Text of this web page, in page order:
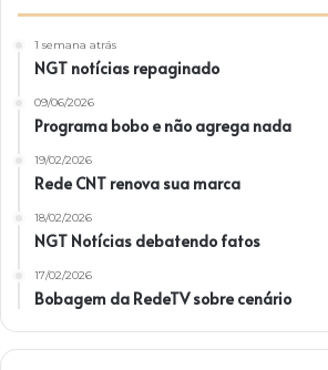
1 semana atrás
NGT notícias repaginado
09/06/2026
Programa bobo e não agrega nada
19/02/2026
Rede CNT renova sua marca
18/02/2026
NGT Notícias debatendo fatos
17/02/2026
Bobagem da RedeTV sobre cenário